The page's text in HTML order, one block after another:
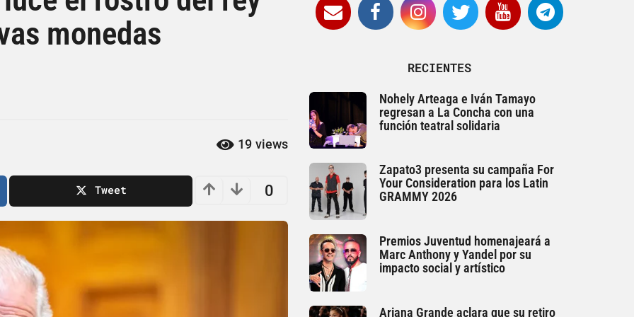
monedas
19 views
0
Tweet
RECIENTES
Nohely Arteaga e Iván Tamayo
regresan a La Concha con una
función teatral solidaria
Zapato3 presenta su campaña For
Your Consideration para los Latin
GRAMMY 2026
Premios Juventud homenajeará a
Marc Anthony y Yandel por su
impacto social y artístico
Ariana Grande aclara que su retiro